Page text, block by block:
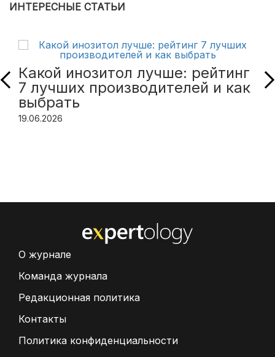
ИНТЕРЕСНЫЕ СТАТЬИ
Какой инозитол лучше: рейтинг
7 лучших производителей и как
выбрать
19.06.2026
О журнале
Команда журнала
Редакционная политика
Контакты
Политика конфиденциальности